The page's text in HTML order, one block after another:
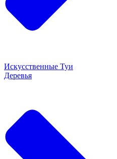
Искусственные Туи
Деревья